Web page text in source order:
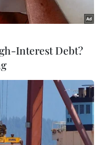
Interest Debt?